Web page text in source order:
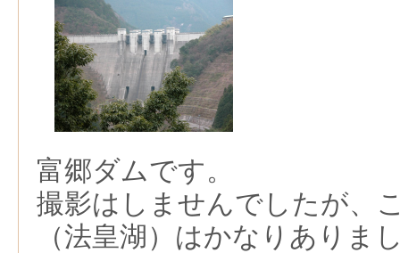
富郷ダムです。
撮影はしませんでしたが、
（法皇湖）はかなりありま